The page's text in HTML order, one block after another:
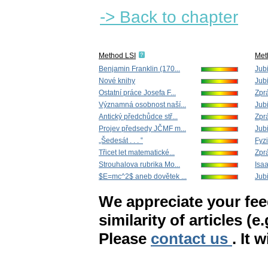
-> Back to chapter
Method LSI
Benjamin Franklin (170...
Nové knihy
Ostatní práce Josefa F...
Významná osobnost naší...
Antický předchůdce stř...
Projev předsedy JČMF m...
„Šedesát . . . ‟
Třicet let matematické...
Strouhalova rubrika Mo...
$E=mc^2$ aneb dovětek ...
We appreciate your
similarity of articles
Please contact us . It